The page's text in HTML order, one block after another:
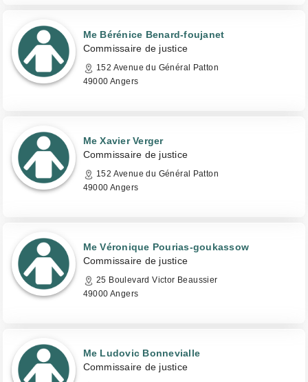
Me Bérénice Benard-foujanet
Commissaire de justice
152 Avenue du Général Patton
49000 Angers
Me Xavier Verger
Commissaire de justice
152 Avenue du Général Patton
49000 Angers
Me Véronique Pourias-goukassow
Commissaire de justice
25 Boulevard Victor Beaussier
49000 Angers
Me Ludovic Bonnevialle
Commissaire de justice